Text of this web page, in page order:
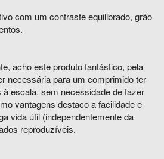
com um contraste equilibrado, grão
acho este produto fantástico, pela
necessária para um comprimido ter
escala, sem necessidade de fazer
vantagens destaco a facilidade e
vida útil (independentemente da
reproduzíveis.